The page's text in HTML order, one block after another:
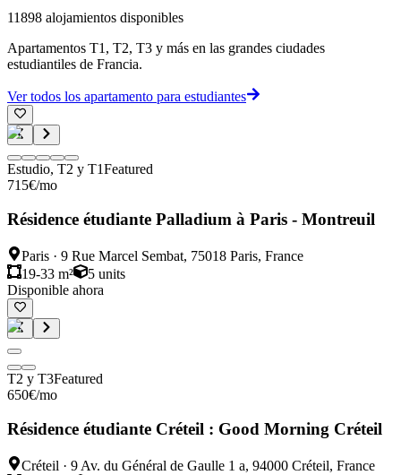
11898 alojamientos disponibles
Apartamentos T1, T2, T3 y más en las grandes ciudades
estudiantiles de Francia.
Ver todos los apartamento para estudiantes
Estudio, T2 y T1Featured
715€/mo
Résidence étudiante Palladium à Paris - Montreuil
Paris · 9 Rue Marcel Sembat, 75018 Paris, France
19-33 m²
5 units
Disponible ahora
T2 y T3Featured
650€/mo
Résidence étudiante Créteil : Good Morning Créteil
Créteil · 9 Av. du Général de Gaulle 1 a, 94000 Créteil, France